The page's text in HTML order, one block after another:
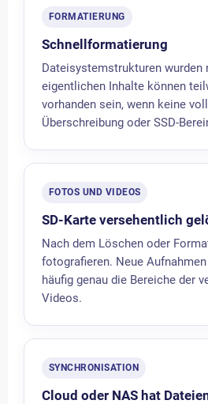
FORMATIERUNG
Schnellformatierung
Dateisystemstrukturen wurden
eigentlichen Inhalte können
vorhanden sein, wenn keine
Überschreibung oder SSD-
FOTOS UND VIDEOS
SD-Karte versehentlich
Nach dem Löschen oder
fotografieren. Neue
häufig genau die Bereiche der
Videos.
SYNCHRONISATION
Cloud oder NAS hat